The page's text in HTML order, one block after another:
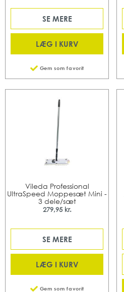
SE MERE
LÆG I KURV
Gem som favorit
Vileda Professional
UltraSpeed Moppesæt Mini -
3 dele/sæt
279,95 kr.
SE MERE
LÆG I KURV
Gem som favorit